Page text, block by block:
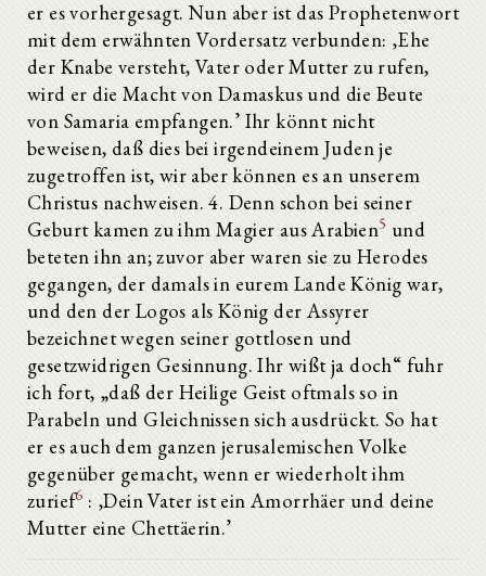
er es vorhergesagt. Nun aber ist das Prophetenwort
mit dem erwähnten Vordersatz verbunden: ‚Ehe
der Knabe versteht, Vater oder Mutter zu rufen,
wird er die Macht von Damaskus und die Beute
von Samaria empfangen.’ Ihr könnt nicht
beweisen, daß dies bei irgendeinem Juden je
zugetroffen ist, wir aber können es an unserem
Christus nachweisen. 4. Denn schon bei seiner
Geburt kamen zu ihm Magier aus Arabien5 und
beteten ihn an; zuvor aber waren sie zu Herodes
gegangen, der damals in eurem Lande König war,
und den der Logos als König der Assyrer
bezeichnet wegen seiner gottlosen und
gesetzwidrigen Gesinnung. Ihr wißt ja doch“ fuhr
ich fort, „daß der Heilige Geist oftmals so in
Parabeln und Gleichnissen sich ausdrückt. So hat
er es auch dem ganzen jerusalemischen Volke
gegenüber gemacht, wenn er wiederholt ihm
zurief6 : ‚Dein Vater ist ein Amorrhäer und deine
Mutter eine Chettäerin.’
Dialogue de Saint Justin avec le juif Tryphon
Ι.
II.
V.
VI.
VII.
VIII.
X.
XI.
XII.
XIII.
XIV.
XV.
XVI.